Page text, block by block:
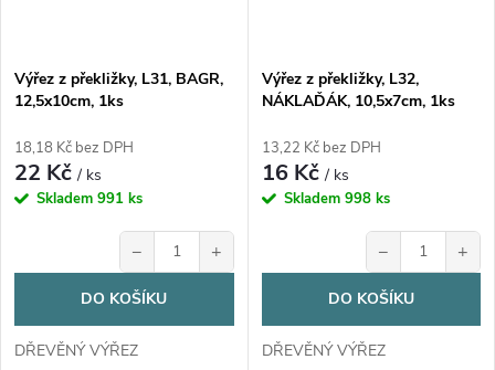
o
d
u
ů
o
d
u
k
t
Výřez z překližky, L31, BAGR,
12,5x10cm, 1ks
18,18 Kč bez DPH
22 Kč/ ks
Skladem 991 ks
− +
DO KOŠÍKU
DŘEVĚNÝ VÝŘEZ
Výřez z překližky, L32,
NÁKLAĎÁK, 10,5x7cm, 1ks
13,22 Kč bez DPH
16 Kč/ ks
Skladem 998 ks
− +
DO KOŠÍKU
DŘEVĚNÝ VÝŘEZ